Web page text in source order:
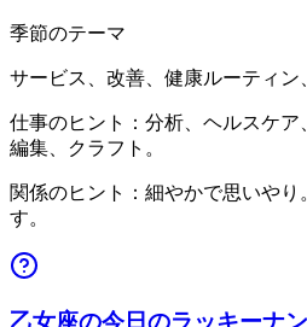
季節のテーマ
サービス、改善、健康ルーティン
仕事のヒント：分析、ヘルスケア
編集、クラフト。
関係のヒント：細やかで思いや
す。